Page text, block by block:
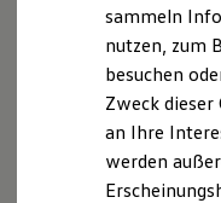
Reichweite
Laden
Laden
Laden
sammeln
nutzen, zum
besuchen
Zweck
an Ihre
werden